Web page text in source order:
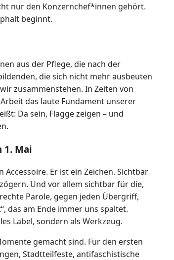
nur den Konzernchef*innen gehört.
beginnt.
aus der Pflege, die nach der
die sich nicht mehr ausbeuten
zusammenstehen. In Zeiten von
das laute Fundament unserer
Da sein, Flagge zeigen – und
1. Mai
Accessoire. Er ist ein Zeichen. Sichtbar
Und vor allem sichtbar für die,
Parole, gegen jeden Übergriff,
das am Ende immer uns spaltet.
Label, sondern als Werkzeug.
gemacht sind. Für den ersten
Stadtteilfeste, antifaschistische